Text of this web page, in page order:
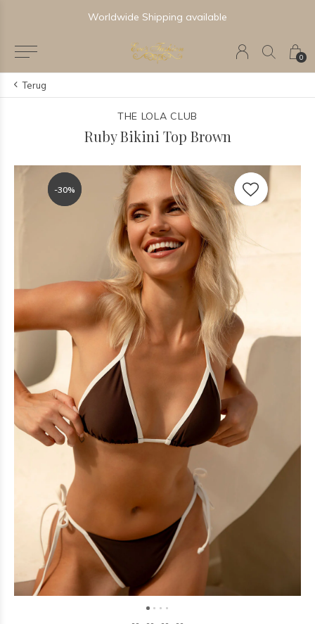
0
Worldwide Shipping available
Terug
THE LOLA CLUB
Ruby Bikini Top Brown
-30%
-30%